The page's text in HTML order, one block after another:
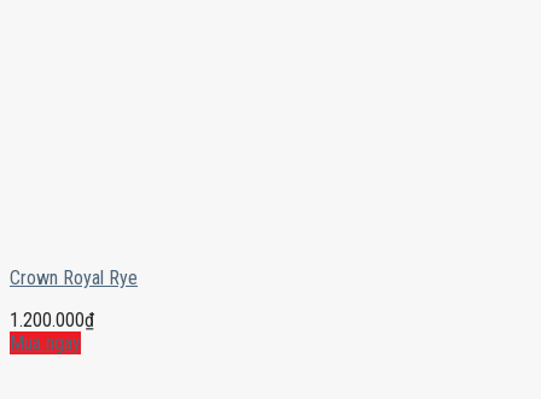
Crown Royal Rye
1.200.000₫
Mua ngay